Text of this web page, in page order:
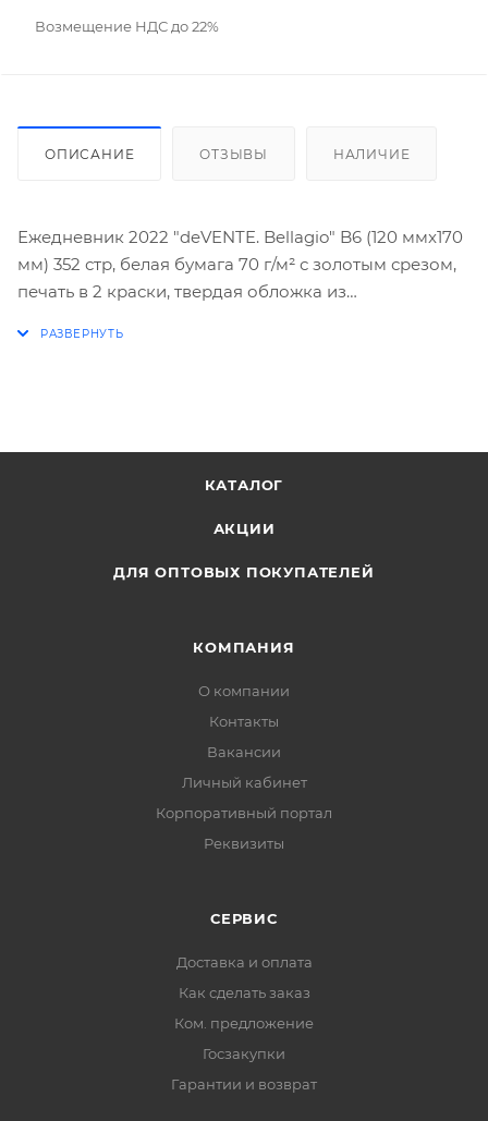
Возмещение НДС до 22%
ОПИСАНИЕ ОТЗЫВЫ НАЛИЧИЕ
Ежедневник 2022 "deVENTE. Bellagio" B6 (120 ммx170
мм) 352 стр, белая бумага 70 г/м² с золотым срезом,
печать в 2 краски, твердая обложка из
КАТАЛОГ
АКЦИИ
ДЛЯ ОПТОВЫХ ПОКУПАТЕЛЕЙ
КОМПАНИЯ
О компании
Контакты
Вакансии
Личный кабинет
Корпоративный портал
Реквизиты
СЕРВИС
Доставка и оплата
Как сделать заказ
Ком. предложение
Госзакупки
Гарантии и возврат